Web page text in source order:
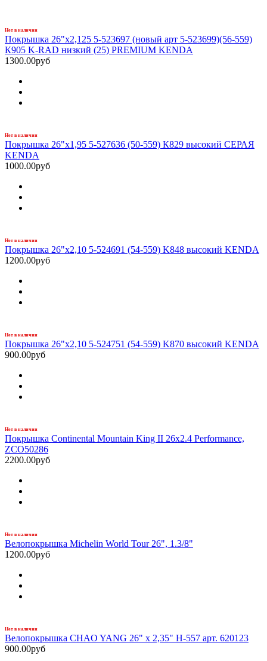
Нет в наличии
Покрышка 26"x2,125 5-523697 (новый арт 5-523699)(56-559)
К905 K-RAD низкий (25) PREMIUM KENDA
1300.00руб
Нет в наличии
Покрышка 26"х1,95 5-527636 (50-559) К829 высокий СЕРАЯ
KENDA
1000.00руб
Нет в наличии
Покрышка 26"x2,10 5-524691 (54-559) K848 высокий KENDA
1200.00руб
Нет в наличии
Покрышка 26"х2,10 5-524751 (54-559) K870 высокий KENDA
900.00руб
Нет в наличии
Покрышка Continental Mountain King II 26x2.4 Performance,
ZCO50286
2200.00руб
Нет в наличии
Велопокрышка Michelin World Tour 26", 1.3/8"
1200.00руб
Нет в наличии
Велопокрышка CHAO YANG 26" х 2,35" H-557 арт. 620123
900.00руб